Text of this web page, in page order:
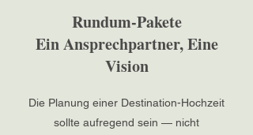
Rundum-Pakete
Ein Ansprechpartner, Eine
Vision
Die Planung einer Destination-Hochzeit
sollte aufregend sein — nicht